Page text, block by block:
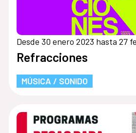
Desde 30 enero 2023 hasta 27
Refracciones
MÚSICA / SONIDO